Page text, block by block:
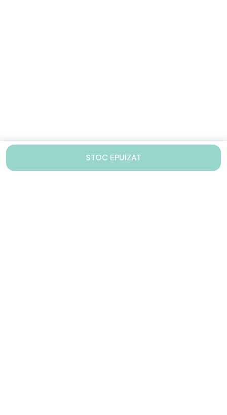
STOC EPUIZAT